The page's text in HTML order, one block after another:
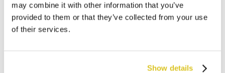
may combine it with other information that you’ve
provided to them or that they’ve collected from your use
of their services.
Show details
09 loka